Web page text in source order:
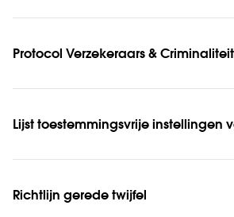
Protocol Verzekeraars & Criminaliteit
Lijst toestemmingsvrije instellingen
Richtlijn gerede twijfel